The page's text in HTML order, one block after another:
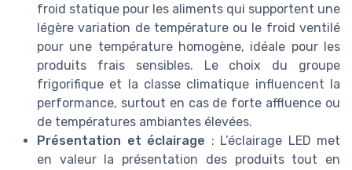
froid statique pour les aliments qui supportent une
légère variation de température ou le froid ventilé
pour une température homogène, idéale pour les
produits frais sensibles. Le choix du groupe
frigorifique et la classe climatique influencent la
performance, surtout en cas de forte affluence ou
de températures ambiantes élevées.
Présentation et éclairage : L’éclairage LED met
en valeur la présentation des produits tout en